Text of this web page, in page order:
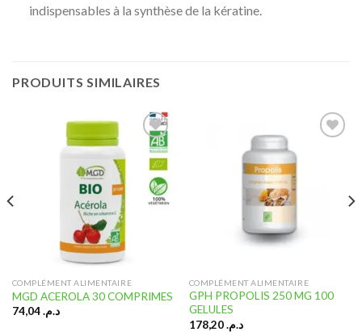
indispensables à la synthèse de la kératine.
PRODUITS SIMILAIRES
Ajouter
à la liste
d’envies
COMPLÉMENT ALIMENTAIRE
MGD ACEROLA 30 COMPRIMES
د.م.74,04
COMPLÉMENT ALIMENTAIRE
GPH PROPOLIS 250 MG 100
GELULES
د.م.178,20